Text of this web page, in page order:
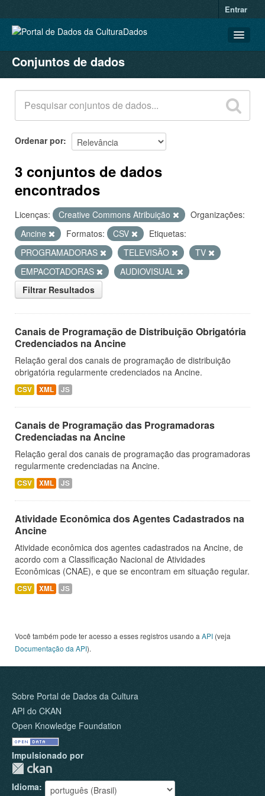
Entrar
CONJUNTOS DE DADOS
ORGANIZAÇÕES
GRUPOS
SOBRE
Conjuntos de dados
Ordenar por
3 conjuntos de dados
encontrados
Licenças: Creative Commons Atribuição
Organizações:
Ancine
Formatos: CSV
Etiquetas:
PROGRAMADORAS
TELEVISÃO
TV
EMPACOTADORAS
AUDIOVISUAL
Filtrar Resultados
Canais de Programação de Distribuição Obrigatória
Credenciados na Ancine
Relação geral dos canais de programação de distribuição
obrigatória regularmente credenciados na Ancine.
CSV XML JS
Canais de Programação das Programadoras
Credenciadas na Ancine
Relação geral dos canais de programação das programadoras
regularmente credenciadas na Ancine.
CSV XML JS
Atividade Econômica dos Agentes Cadastrados na
Ancine
Atividade econômica dos agentes cadastrados na Ancine, de
acordo com a Classificação Nacional de Atividades
Econômicas (CNAE), e que se encontram em situação regular.
CSV XML JS
Você também pode ter acesso a esses registros usando a API (veja
Documentação da API).
Sobre Portal de Dados da Cultura
API do CKAN
Open Knowledge Foundation
Impulsionado por
Idioma